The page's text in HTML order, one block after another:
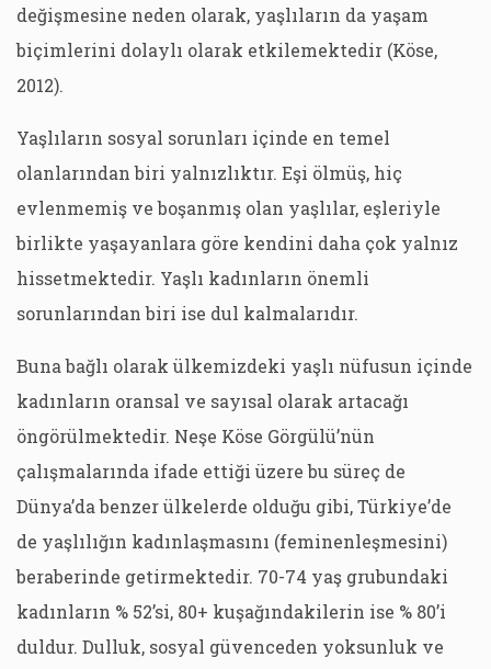
değişmesine neden olarak, yaşlıların da yaşam
biçimlerini dolaylı olarak etkilemektedir (Köse,
2012).
Yaşlıların sosyal sorunları içinde en temel
olanlarından biri yalnızlıktır. Eşi ölmüş, hiç
evlenmemiş ve boşanmış olan yaşlılar, eşleriyle
birlikte yaşayanlara göre kendini daha çok yalnız
hissetmektedir. Yaşlı kadınların önemli
sorunlarından biri ise dul kalmalarıdır.
Buna bağlı olarak ülkemizdeki yaşlı nüfusun içinde
kadınların oransal ve sayısal olarak artacağı
öngörülmektedir. Neşe Köse Görgülü’nün
çalışmalarında ifade ettiği üzere bu süreç de
Dünya’da benzer ülkelerde olduğu gibi, Türkiye’de
de yaşlılığın kadınlaşmasını (feminenleşmesini)
beraberinde getirmektedir. 70-74 yaş grubundaki
kadınların % 52’si, 80+ kuşağındakilerin ise % 80’i
duldur. Dulluk, sosyal güvenceden yoksunluk ve